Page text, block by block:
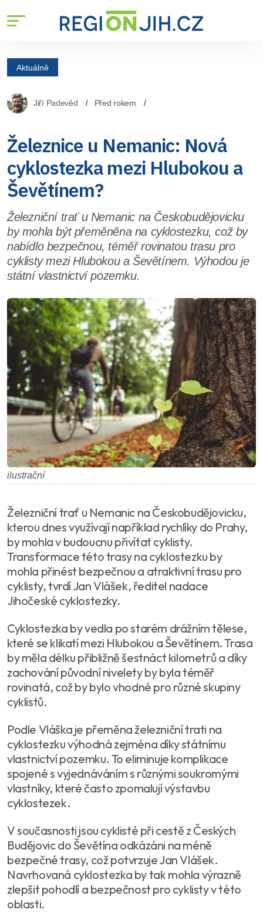
Aktuálně
Jiří Padevěd Před rokem
Železnice u Nemanic: Nová
cyklostezka mezi Hlubokou a
Ševětínem?
Železniční trať u Nemanic na Českobudějovicku
by mohla být přeměněna na cyklostezku, což by
nabídlo bezpečnou, téměř rovinatou trasu pro
cyklisty mezi Hlubokou a Ševětínem. Výhodou je
státní vlastnictví pozemku.
ilustrační
Železniční trať u Nemanic na Českobudějovicku,
kterou dnes využívají například rychlíky do Prahy,
by mohla v budoucnu přivítat cyklisty.
Transformace této trasy na cyklostezku by
mohla přinést bezpečnou a atraktivní trasu pro
cyklisty, tvrdí Jan Vlášek, ředitel nadace
Jihočeské cyklostezky.
Cyklostezka by vedla po starém drážním tělese,
které se klikatí mezi Hlubokou a Ševětínem. Trasa
by měla délku přibližně šestnáct kilometrů a díky
zachování původní nivelety by byla téměř
rovinatá, což by bylo vhodné pro různé skupiny
cyklistů.
Podle Vláška je přeměna železniční trati na
cyklostezku výhodná zejména díky státnímu
vlastnictví pozemku. To eliminuje komplikace
spojené s vyjednáváním s různými soukromými
vlastníky, které často zpomalují výstavbu
cyklostezek.
V současnosti jsou cyklisté při cestě z Českých
Budějovic do Ševětína odkázáni na méně
bezpečné trasy, což potvrzuje Jan Vlášek.
Navrhovaná cyklostezka by tak mohla výrazně
zlepšit pohodlí a bezpečnost pro cyklisty v této
oblasti.